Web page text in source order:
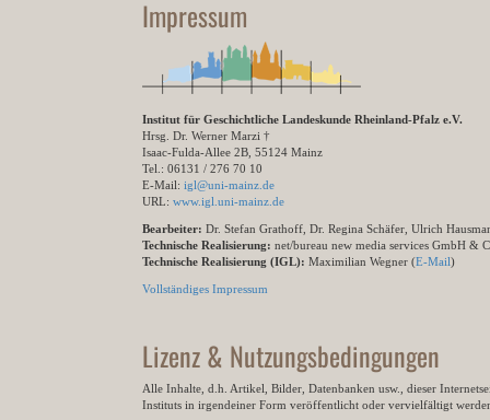
Impressum
Institut für Geschichtliche Landeskunde Rheinland-Pfalz e.V.
Hrsg. Dr. Werner Marzi †
Isaac-Fulda-Allee 2B, 55124 Mainz
Tel.: 06131 / 276 70 10
E-Mail: igl@uni-mainz.de
URL: www.igl.uni-mainz.de
Bearbeiter: Dr. Stefan Grathoff, Dr. Regina Schäfer, Ulrich
Technische Realisierung: net/bureau new media services GmbH &
Technische Realisierung (IGL): Maximilian Wegner (E-Mail)
Vollständiges Impressum
Lizenz & Nutzungsbedingungen
Alle Inhalte, d.h. Artikel, Bilder, Datenbanken usw., dieser
Instituts in irgendeiner Form veröffentlicht oder vervielfältigt